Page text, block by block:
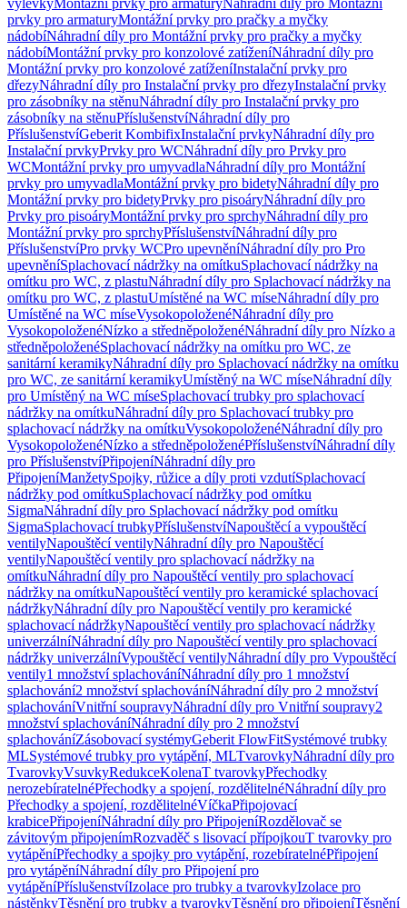
výlevkyMontážní prvky pro armaturyNáhradní díly pro Montážní
prvky pro armaturyMontážní prvky pro pračky a myčky
nádobíNáhradní díly pro Montážní prvky pro pračky a myčky
nádobíMontážní prvky pro konzolové zatíženíNáhradní díly pro
Montážní prvky pro konzolové zatíženíInstalační prvky pro
dřezyNáhradní díly pro Instalační prvky pro dřezyInstalační prvky
pro zásobníky na stěnuNáhradní díly pro Instalační prvky pro
zásobníky na stěnuPříslušenstvíNáhradní díly pro
PříslušenstvíGeberit KombifixInstalační prvkyNáhradní díly pro
Instalační prvkyPrvky pro WCNáhradní díly pro Prvky pro
WCMontážní prvky pro umyvadlaNáhradní díly pro Montážní
prvky pro umyvadlaMontážní prvky pro bidetyNáhradní díly pro
Montážní prvky pro bidetyPrvky pro pisoáryNáhradní díly pro
Prvky pro pisoáryMontážní prvky pro sprchyNáhradní díly pro
Montážní prvky pro sprchyPříslušenstvíNáhradní díly pro
PříslušenstvíPro prvky WCPro upevněníNáhradní díly pro Pro
upevněníSplachovací nádržky na omítkuSplachovací nádržky na
omítku pro WC, z plastuNáhradní díly pro Splachovací nádržky na
omítku pro WC, z plastuUmístěné na WC míseNáhradní díly pro
Umístěné na WC míseVysokopoloženéNáhradní díly pro
VysokopoloženéNízko a středněpoloženéNáhradní díly pro Nízko a
středněpoloženéSplachovací nádržky na omítku pro WC, ze
sanitární keramikyNáhradní díly pro Splachovací nádržky na omítku
pro WC, ze sanitární keramikyUmístěný na WC míseNáhradní díly
pro Umístěný na WC míseSplachovací trubky pro splachovací
nádržky na omítkuNáhradní díly pro Splachovací trubky pro
splachovací nádržky na omítkuVysokopoloženéNáhradní díly pro
VysokopoloženéNízko a středněpoloženéPříslušenstvíNáhradní díly
pro PříslušenstvíPřipojeníNáhradní díly pro
PřipojeníManžetySpojky, růžice a díly proti vzdutíSplachovací
nádržky pod omítkuSplachovací nádržky pod omítku
SigmaNáhradní díly pro Splachovací nádržky pod omítku
SigmaSplachovací trubkyPříslušenstvíNapouštěcí a vypouštěcí
ventilyNapouštěcí ventilyNáhradní díly pro Napouštěcí
ventilyNapouštěcí ventily pro splachovací nádržky na
omítkuNáhradní díly pro Napouštěcí ventily pro splachovací
nádržky na omítkuNapouštěcí ventily pro keramické splachovací
nádržkyNáhradní díly pro Napouštěcí ventily pro keramické
splachovací nádržkyNapouštěcí ventily pro splachovací nádržky
univerzálníNáhradní díly pro Napouštěcí ventily pro splachovací
nádržky univerzálníVypouštěcí ventilyNáhradní díly pro Vypouštěcí
ventily1 množství splachováníNáhradní díly pro 1 množství
splachování2 množství splachováníNáhradní díly pro 2 množství
splachováníVnitřní soupravyNáhradní díly pro Vnitřní soupravy2
množství splachováníNáhradní díly pro 2 množství
splachováníZásobovací systémyGeberit FlowFitSystémové trubky
MLSystémové trubky pro vytápění, MLTvarovkyNáhradní díly pro
TvarovkyVsuvkyRedukceKolenaT tvarovkyPřechodky
nerozebíratelnéPřechodky a spojení, rozdělitelnéNáhradní díly pro
Přechodky a spojení, rozdělitelnéVíčkaPřipojovací
krabicePřipojeníNáhradní díly pro PřipojeníRozdělovač se
závitovým připojenímRozvaděč s lisovací přípojkouT tvarovky pro
vytápěníPřechodky a spojky pro vytápění, rozebíratelnéPřipojení
pro vytápěníNáhradní díly pro Připojení pro
vytápěníPříslušenstvíIzolace pro trubky a tvarovkyIzolace pro
nástěnkyTěsnění pro trubky a tvarovkyTěsnění pro připojeníTěsnění